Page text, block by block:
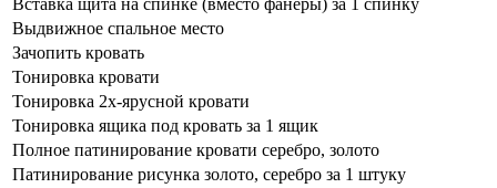
Вставка щита на спинке (вместо фанеры) за 1 спинку
Выдвижное спальное место
Зачопить кровать
Тонировка кровати
Тонировка 2х-ярусной кровати
Тонировка ящика под кровать за 1 ящик
Полное патинирование кровати серебро, золото
Патинирование рисунка золото, серебро за 1 штуку